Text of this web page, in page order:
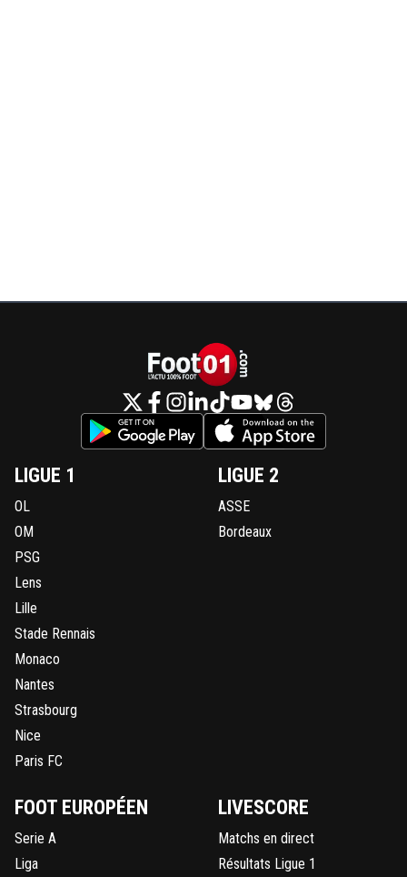
LIGUE 1
OL
OM
PSG
Lens
Lille
Stade Rennais
Monaco
Nantes
Strasbourg
Nice
Paris FC
LIGUE 2
ASSE
Bordeaux
FOOT EUROPÉEN
Serie A
Liga
LIVESCORE
Matchs en direct
Résultats Ligue 1